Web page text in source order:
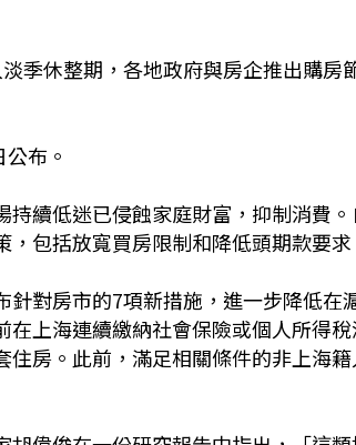
季休整期，各地政府與房企推出購房
布。
續低迷已侵蝕家庭財富，抑制消費
包括放寬買房限制和降低頭期款要求
對房市的7項新措施，進一步降低在
上海連續繳納社會保險或個人所得
房。此前，滿足相關條件的非上海